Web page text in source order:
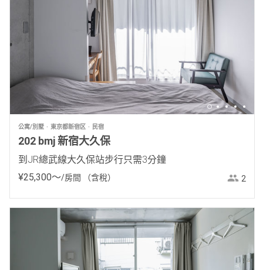
公寓/別墅 東京都新宿区 民宿
202 bmj 新宿大久保
到JR總武線大久保站步行只需3分鐘
¥25,300〜/房間 （含稅） 2